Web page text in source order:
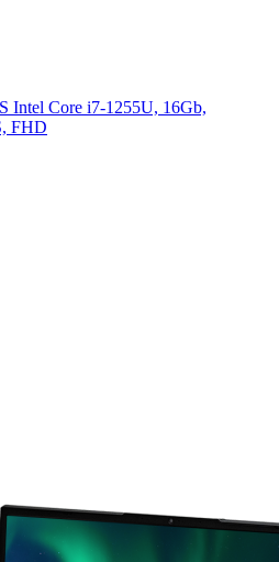
Intel Core i7-1255U, 16Gb,
FHD